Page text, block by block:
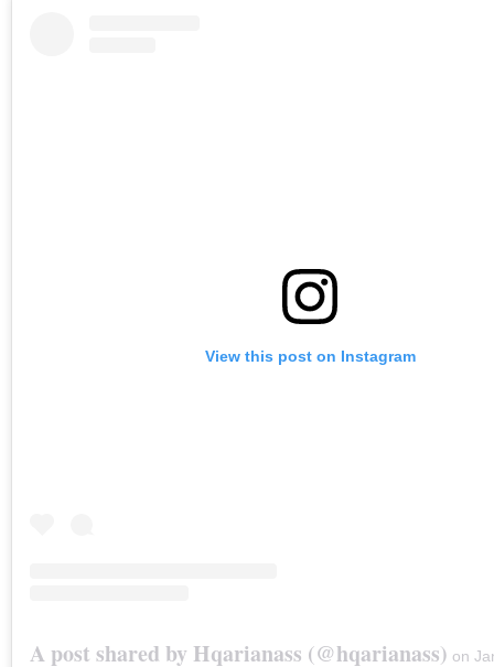
View this post on Instagram
A post shared by Hqarianass (@hqarianass) on Jan